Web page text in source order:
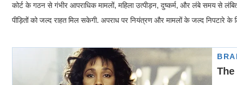
कोर्ट के गठन से गंभीर आपराधिक मामलों, महिला उत्पीड़न, दुष्कर्म, और लंबे समय से
पीड़ितों को जल्द राहत मिल सकेगी. अपराध पर नियंत्रण और मामलों के जल्द निपटारे के